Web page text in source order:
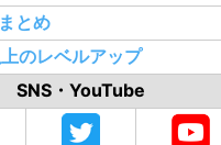
とめ
のレベルアップ
SNS・YouTube